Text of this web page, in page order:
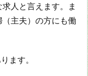
人と言えます。ま
主夫）の方にも働
ます。